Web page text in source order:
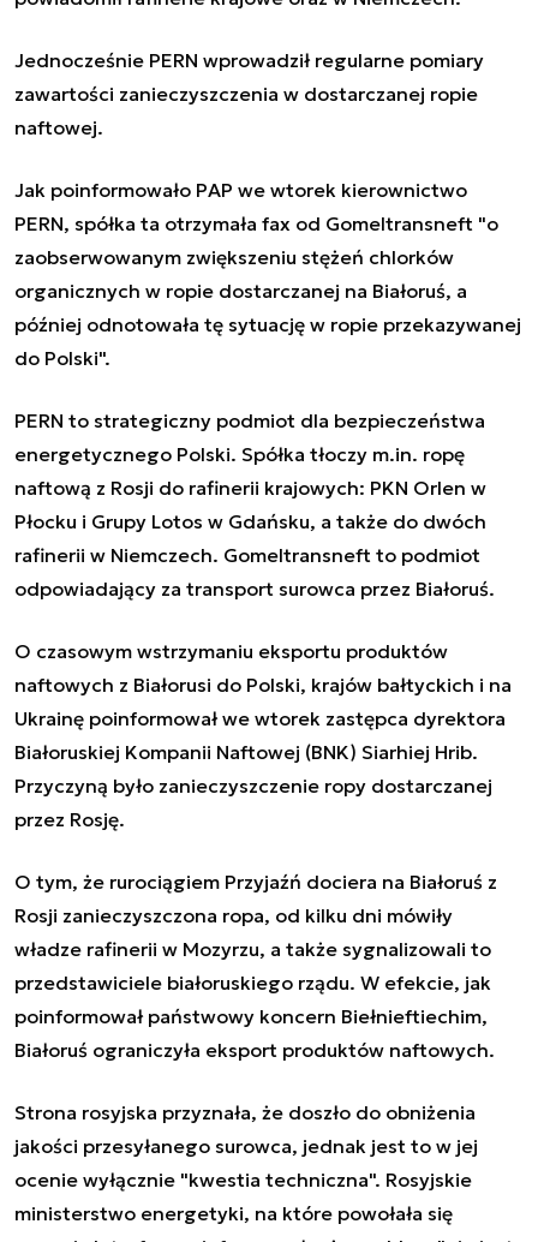
Jednocześnie PERN wprowadził regularne pomiary
zawartości zanieczyszczenia w dostarczanej ropie
naftowej.
Jak poinformowało PAP we wtorek kierownictwo
PERN, spółka ta otrzymała fax od Gomeltransneft "o
zaobserwowanym zwiększeniu stężeń chlorków
organicznych w ropie dostarczanej na Białoruś, a
później odnotowała tę sytuację w ropie przekazywanej
do Polski".
PERN to strategiczny podmiot dla bezpieczeństwa
energetycznego Polski. Spółka tłoczy m.in. ropę
naftową z Rosji do rafinerii krajowych: PKN Orlen w
Płocku i Grupy Lotos w Gdańsku, a także do dwóch
rafinerii w Niemczech. Gomeltransneft to podmiot
odpowiadający za transport surowca przez Białoruś.
O czasowym wstrzymaniu eksportu produktów
naftowych z Białorusi do Polski, krajów bałtyckich i na
Ukrainę poinformował we wtorek zastępca dyrektora
Białoruskiej Kompanii Naftowej (BNK) Siarhiej Hrib.
Przyczyną było zanieczyszczenie ropy dostarczanej
przez Rosję.
O tym, że rurociągiem Przyjaźń dociera na Białoruś z
Rosji zanieczyszczona ropa, od kilku dni mówiły
władze rafinerii w Mozyrzu, a także sygnalizowali to
przedstawiciele białoruskiego rządu. W efekcie, jak
poinformował państwowy koncern Biełnieftiechim,
Białoruś ograniczyła eksport produktów naftowych.
Strona rosyjska przyznała, że doszło do obniżenia
jakości przesyłanego surowca, jednak jest to w jej
ocenie wyłącznie "kwestia techniczna". Rosyjskie
ministerstwo energetyki, na które powołała się